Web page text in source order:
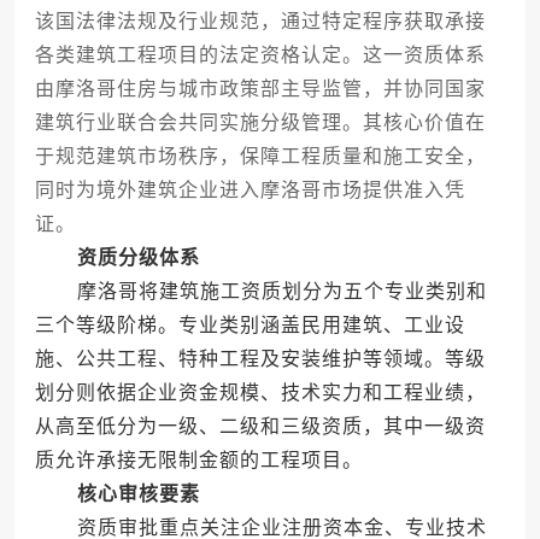
该国法律法规及行业规范，通过特定程序获取承接
各类建筑工程项目的法定资格认定。这一资质体系
由摩洛哥住房与城市政策部主导监管，并协同国家
建筑行业联合会共同实施分级管理。其核心价值在
于规范建筑市场秩序，保障工程质量和施工安全，
同时为境外建筑企业进入摩洛哥市场提供准入凭
证。
资质分级体系
摩洛哥将建筑施工资质划分为五个专业类别和
三个等级阶梯。专业类别涵盖民用建筑、工业设
施、公共工程、特种工程及安装维护等领域。等级
划分则依据企业资金规模、技术实力和工程业绩，
从高至低分为一级、二级和三级资质，其中一级资
质允许承接无限制金额的工程项目。
核心审核要素
资质审批重点关注企业注册资本金、专业技术